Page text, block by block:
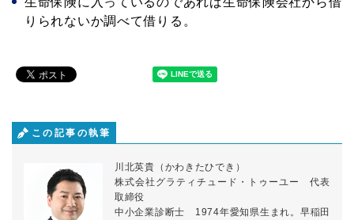
りられないか調べて借りる。
この記事の執筆
川北英貴（かわきたひでき）
株式会社グラティチュード・トゥーユー 代表
取締役
中小企業診断士 1974年愛知県生まれ。早稲田